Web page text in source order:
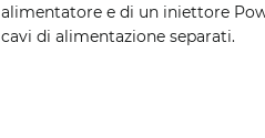
alimentatore e di un iniettore
cavi di alimentazione separati.